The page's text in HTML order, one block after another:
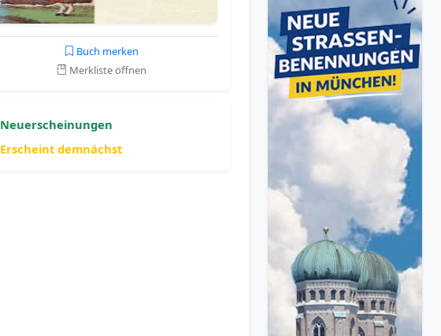
Buch merken
Merkliste öffnen
Neuerscheinungen
Erscheint demnächst